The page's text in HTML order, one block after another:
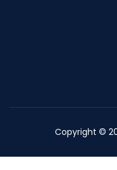
Copyright ©